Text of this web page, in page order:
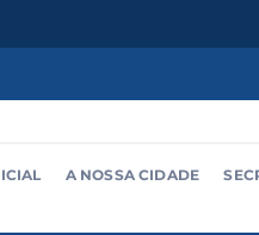
A NOSSA CIDADE